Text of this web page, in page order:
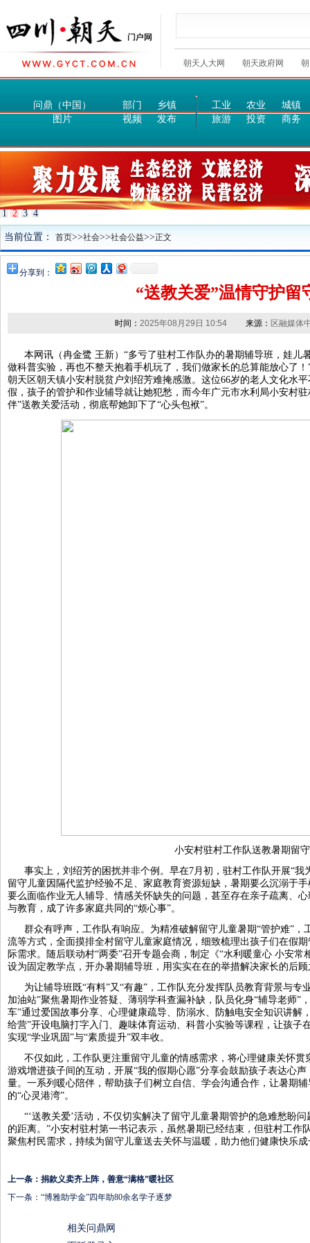
朝天人大网 朝天政府网
问鼎（中国） 部门
乡镇
图片
视频 发布
工业 农业
城镇
旅游
投资 商务
1 2 3 4
当前位置： 首页>>社会>>社会公益>>正文
分享到：
“送教关爱”温情守护留
时间： 2025年08月29日 10:54 来源： 区融媒体
本网讯（冉金鹭 王新）“多亏了驻村工作队办的暑期辅导班，娃儿
做科普实验，再也不整天抱着手机玩了，我们做家长的总算能放心了
朝天区朝天镇小安村脱贫户刘绍芳难掩感激。这位66岁的老人文化水
假，孩子的管护和作业辅导就让她犯愁，而今年广元市水利局小安村
伴”送教关爱活动，彻底帮她卸下了“心头包袱”。
小安村驻村工作队送教暑期留
事实上，刘绍芳的困扰并非个例。早在7月初，驻村工作队开展“我
留守儿童因隔代监护经验不足、家庭教育资源短缺，暑期要么沉溺于
要么面临作业无人辅导、情感关怀缺失的问题，甚至存在亲子疏离、
与教育，成了许多家庭共同的“烦心事”。
群众有呼声，工作队有响应。为精准破解留守儿童暑期“管护难”
流等方式，全面摸排全村留守儿童家庭情况，细致梳理出孩子们在假
际需求。随后联动村“两委”召开专题会商，制定《“水利暖童心 小安
设为固定教学点，开办暑期辅导班，用实实在在的举措解决家长的后
为让辅导班既“有料”又“有趣”，工作队充分发挥队员教育背景与专
加油站”聚焦暑期作业答疑、薄弱学科查漏补缺，队员化身“辅导老师”
车”通过爱国故事分享、心理健康疏导、防溺水、防触电安全知识讲解
给营”开设电脑打字入门、趣味体育运动、科普小实验等课程，让孩子
实现“学业巩固”与“素质提升”双丰收。
不仅如此，工作队更注重留守儿童的情感需求，将心理健康关怀贯
游戏增进孩子间的互动，开展“我的假期心愿”分享会鼓励孩子表达心
量。一系列暖心陪伴，帮助孩子们树立自信、学会沟通合作，让暑期
的“心灵港湾”。
“‘送教关爱’活动，不仅切实解决了留守儿童暑期管护的急难愁盼
的距离。”小安村驻村第一书记表示，虽然暑期已经结束，但驻村工作
聚焦村民需求，持续为留守儿童送去关怀与温暖，助力他们健康快乐成
上一条： 捐款义卖齐上阵，善意“满格”暖社区
下一条： “博雅助学金”四年助80余名学子逐梦
相关问鼎网